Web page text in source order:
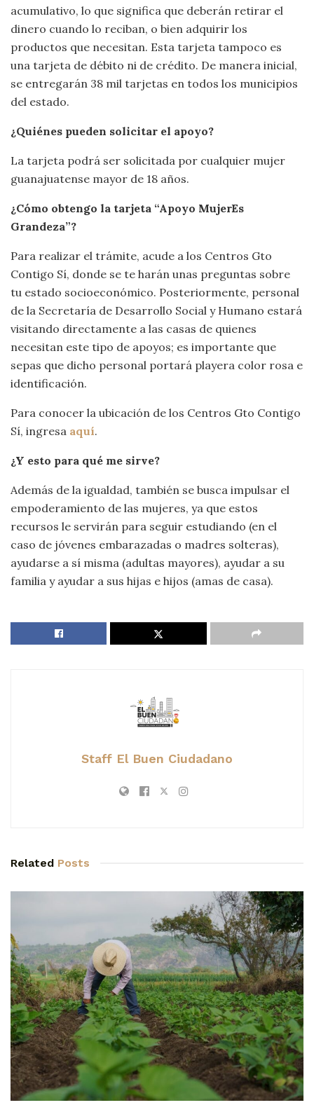
acumulativo, lo que significa que deberán retirar el
dinero cuando lo reciban, o bien adquirir los
productos que necesitan. Esta tarjeta tampoco es
una tarjeta de débito ni de crédito. De manera inicial,
se entregarán 38 mil tarjetas en todos los municipios
del estado.
¿Quiénes pueden solicitar el apoyo?
La tarjeta podrá ser solicitada por cualquier mujer
guanajuatense mayor de 18 años.
¿Cómo obtengo la tarjeta “Apoyo MujerEs
Grandeza”?
Para realizar el trámite, acude a los Centros Gto
Contigo Sí, donde se te harán unas preguntas sobre
tu estado socioeconómico. Posteriormente, personal
de la Secretaría de Desarrollo Social y Humano estará
visitando directamente a las casas de quienes
necesitan este tipo de apoyos; es importante que
sepas que dicho personal portará playera color rosa e
identificación.
Para conocer la ubicación de los Centros Gto Contigo
Sí, ingresa aquí.
¿Y esto para qué me sirve?
Además de la igualdad, también se busca impulsar el
empoderamiento de las mujeres, ya que estos
recursos le servirán para seguir estudiando (en el
caso de jóvenes embarazadas o madres solteras),
ayudarse a sí misma (adultas mayores), ayudar a su
familia y ayudar a sus hijas e hijos (amas de casa).
Staff El Buen Ciudadano
Related Posts